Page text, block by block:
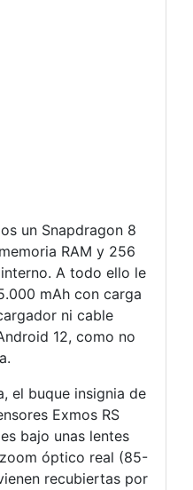
un Snapdragon 8
RAM y 256
A todo ello le
mAh con carga
ni cable
12, como no
el buque insignia de
Exmos RS
bajo unas lentes
óptico real (85-
recubiertas por